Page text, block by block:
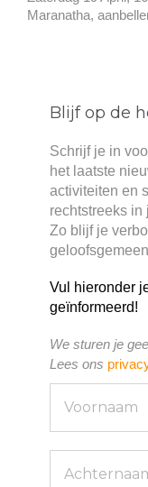
Maranatha,
Blijf op de
Schrijf je in
het laatste
activiteiten en
rechtstreeks in
Zo blijf je
Vul hieronder
geïnformeerd!
We sturen je
Lees ons